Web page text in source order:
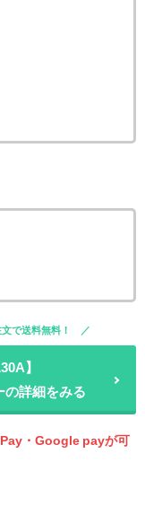
で送料無料！
】
の詳細をみる
・Google payが可